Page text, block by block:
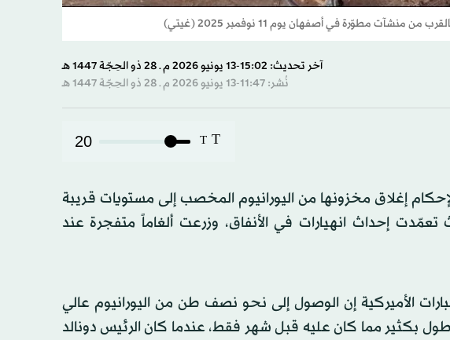
مطوّرة في أصفهان يوم 11 نوفمبر 2025 (غيتي)
آخر تحديث: 15:02-13 يونيو 2026 م ـ 28 ذو الحِجّة 1447 هـ
نُشر: 11:47-13 يونيو 2026 م ـ 28 ذو الحِجّة 1447 هـ
T
T
20
إغلاق مخزونها من اليورانيوم المخصب إلى مستويات قريبة
إحداث انهيارات في الأنفاق، وزرعت ألغاماً متفجرة عند
الاستخبارات الأميركية إن الوصول إلى نحو نصف طن من اليورانيوم عالي
بكثير مما كان عليه قبل شهر فقط، عندما كان الرئيس دونالد